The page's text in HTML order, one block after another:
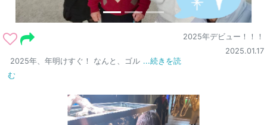
2025年デビュー！！！
2025.01.17
2025年、年明けすぐ！ なんと、ゴル ...続きを読
む